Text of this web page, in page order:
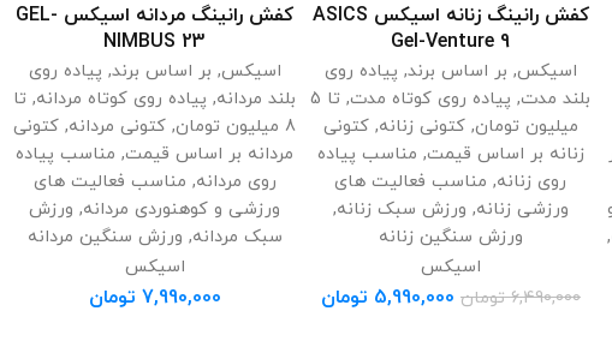
,
انتخاب گزینه ها
کفش رانینگ زنانه اسیکس ASICS
Gel-Venture 9
اسیکس, بر اساس برند, پیاده روی
بلند مدت, پیاده روی کوتاه مدت,
تا 5
میلیون تومان,کتونی زنانه,کتونی
زنانه بر اساس قیمت, مناسب پیاده
روی زنانه, مناسب فعالیت های
ورزشی زنانه, ورزش سبک زنانه,
ورزش سنگین زنانه
اسیکس
6,490,000 تومان 5,990,000 تومان
انتخاب گزینه ها
کفش رانینگ مردانه اسیکس GEL-
NIMBUS 23
اسیکس, بر اساس برند, پیاده روی
بلند مردانه, پیاده روی کوتاه مردانه, تا
8 میلیون تومان
, کتونی مردانه, کتونی
مردانه بر اساس قیمت, مناسب پیاده
روی مردانه, مناسب فعالیت های
ورزشی و کوهنوردی مردانه, ورزش
سبک مردانه, ورزش سنگین مردانه
اسیکس
7,990,000 تومان